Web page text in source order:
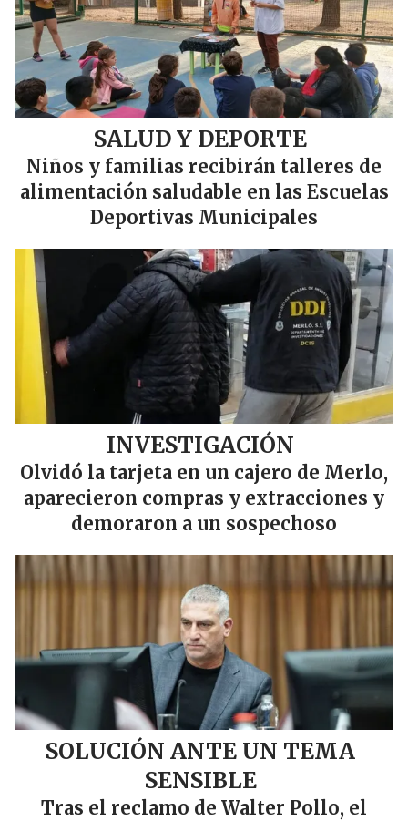
SALUD Y DEPORTE
Niños y familias recibirán talleres de
alimentación saludable en las Escuelas
Deportivas Municipales
INVESTIGACIÓN
Olvidó la tarjeta en un cajero de Merlo,
aparecieron compras y extracciones y
demoraron a un sospechoso
SOLUCIÓN ANTE UN TEMA
SENSIBLE
Tras el reclamo de Walter Pollo, el